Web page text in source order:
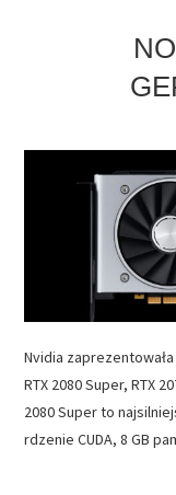
MONITORY
INTERNET
Nvidia
RTX 2080 Super, RTX
2080 Super to
rdzenie CUDA, 8 GB